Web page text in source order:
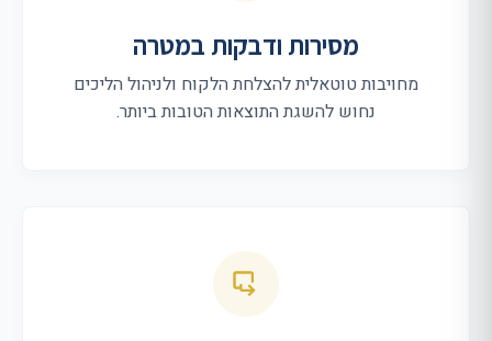
מסירות ודבקות במטרה
מחויבות טוטאלית להצלחת הלקוח ולניהול הליכים
נחוש להשגת התוצאות הטובות ביותר.